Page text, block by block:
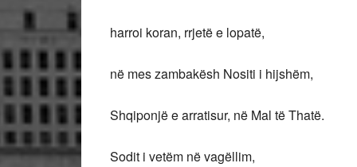
harroi koran, rrjetë e lopatë,
në mes zambakësh Nositi i hijshëm,
Shqiponjë e arratisur, në Mal të Thatë.
Sodit i vetëm në vagëllim,